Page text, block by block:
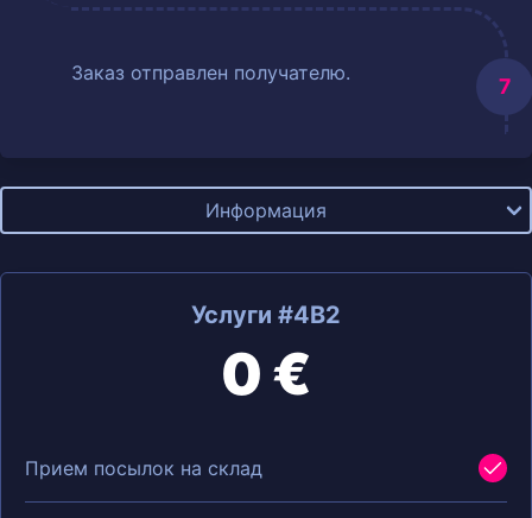
Заказ отправлен получателю.
Информация
Услуги #4B2
0 €
Прием посылок на склад